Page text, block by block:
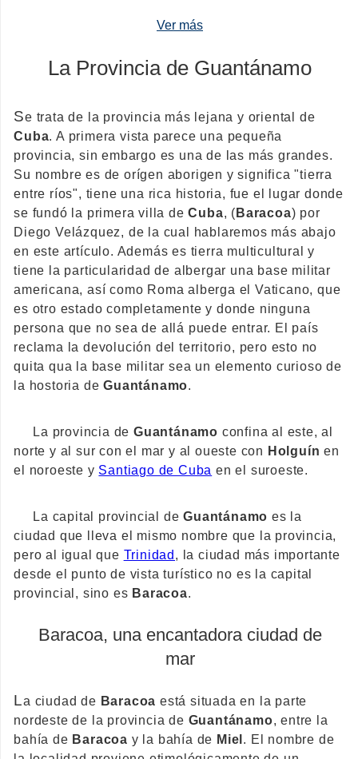
Ver más
La Provincia de Guantánamo
Se trata de la provincia más lejana y oriental de
Cuba. A primera vista parece una pequeña
provincia, sin embargo es una de las más grandes.
Su nombre es de orígen aborigen y significa "tierra
entre ríos", tiene una rica historia, fue el lugar donde
se fundó la primera villa deCuba, ( Baracoa) por
Diego Velázquez, de la cual hablaremos más abajo
en este artículo. Además es tierra multicultural y
tiene la particularidad de albergar una base militar
americana, así como Roma alberga el Vaticano, que
es otro estado completamente y donde ninguna
persona que no sea de allá puede entrar. El país
reclama la devolución del territorio, pero esto no
quita qua la base militar sea un elemento curioso de
la hostoria deGuantánamo.
La provincia deGuantánamo confina al este, al
norte y al sur con el mar y al oueste con Holguín en
el noroeste y Santiago de Cuba en el suroeste.
La capital provincial deGuantánamo es la
ciudad que lleva el mismo nombre que la provincia,
pero al igual que Trinidad , la ciudad más importante
desde el punto de vista turístico no es la capital
provincial, sino es Baracoa.
Baracoa, una encantadora ciudad de
mar
La ciudad de Baracoa está situada en la parte
nordeste de la provincia de Guantánamo, entre la
bahía de Baracoa y la bahía de Miel . El nombre de